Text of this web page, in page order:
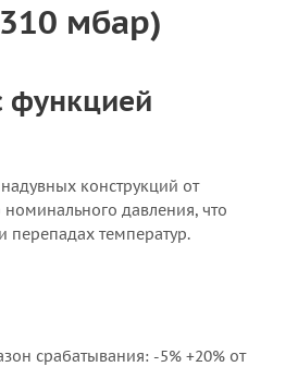
мбар)
функцией
конструкций от
давления, что
перепадах температур.
срабатывания: -5% +20% от